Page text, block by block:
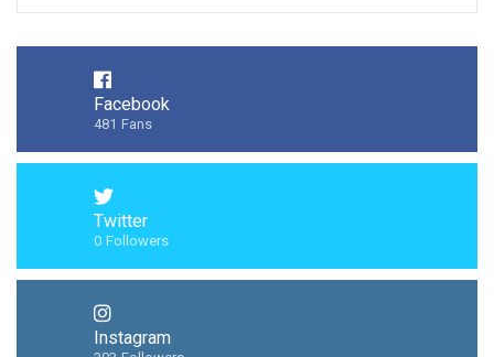
Facebook
481 Fans
Twitter
0 Followers
Instagram